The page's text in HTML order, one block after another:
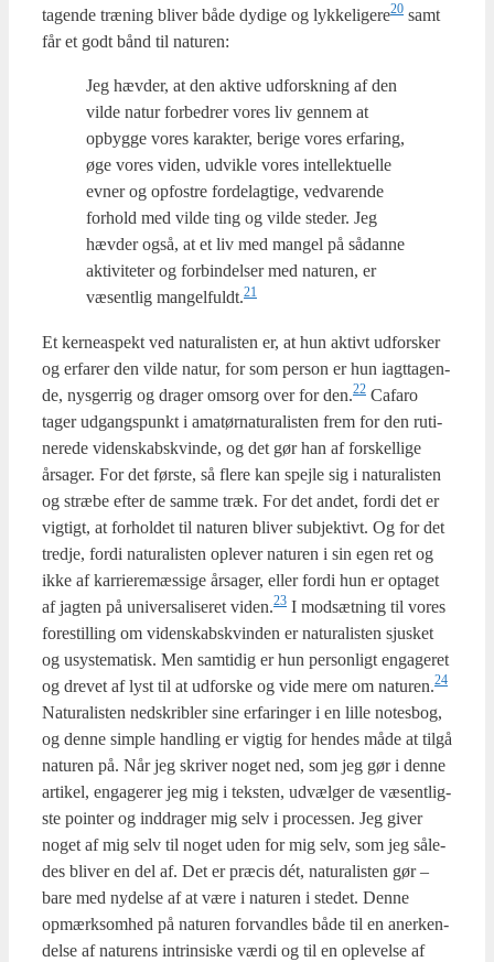
ta­gen­de træ­ning bli­ver både dydi­ge og lykkeligere20 samt
får et godt bånd til natu­ren:
Jeg hæv­der, at den akti­ve udforsk­ning af den
vil­de natur for­bed­rer vores liv gen­nem at
opbyg­ge vores karak­ter, beri­ge vores erfa­ring,
øge vores viden, udvik­le vores intel­lek­tu­el­le
evner og opfo­stre for­del­ag­ti­ge, ved­va­ren­de
for­hold med vil­de ting og vil­de ste­der. Jeg
hæv­der også, at et liv med man­gel på sådan­ne
akti­vi­te­ter og for­bin­del­ser med natu­ren, er
væsent­lig mangelfuldt.21
Et ker­ne­a­spekt ved natu­ra­li­sten er, at hun aktivt udfor­sker
og erfa­rer den vil­de natur, for som per­son er hun iagt­ta­gen­
de, nys­ger­rig og dra­ger omsorg over for den.22 Cafa­ro
tager udgangs­punkt i ama­tør­na­tu­ra­li­sten frem for den ruti­
ne­re­de viden­skabs­kvin­de, og det gør han af for­skel­li­ge
årsa­ger. For det før­ste, så fle­re kan spej­le sig i natu­ra­li­sten
og stræ­be efter de sam­me træk. For det andet, for­di det er
vig­tigt, at for­hol­det til natu­ren bli­ver sub­jek­tivt. Og for det
tred­je, for­di natu­ra­li­sten ople­ver natu­ren i sin egen ret og
ikke af kar­ri­e­re­mæs­si­ge årsa­ger, eller for­di hun er opta­get
af jag­ten på uni­ver­sa­li­se­ret viden.23 I mod­sæt­ning til vores
fore­stil­ling om viden­skabs­kvin­den er natu­ra­li­sten sju­sket
og usy­ste­ma­tisk. Men sam­ti­dig er hun per­son­ligt enga­ge­ret
og dre­vet af lyst til at udfor­ske og vide mere om naturen.24
Natu­ra­li­sten nedskrib­ler sine erfa­ring­er i en lil­le notes­bog,
og den­ne simp­le hand­ling er vig­tig for hen­des måde at til­gå
natu­ren på. Når jeg skri­ver noget ned, som jeg gør i den­ne
arti­kel, enga­ge­rer jeg mig i tek­sten, udvæl­ger de væsent­lig­
ste poin­ter og ind­dra­ger mig selv i pro­ces­sen. Jeg giver
noget af mig selv til noget uden for mig selv, som jeg såle­
des bli­ver en del af. Det er præ­cis dét, natu­ra­li­sten gør –
bare med nydel­se af at være i natu­ren i ste­det. Den­ne
opmærk­som­hed på natu­ren for­vand­les både til en aner­ken­
del­se af natu­rens intrin­si­ske vær­di og til en ople­vel­se af